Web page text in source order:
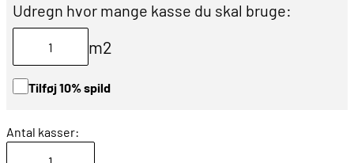
Udregn hvor mange kasse du skal bruge:
m2
Tilføj 10% spild
Antal kasser: